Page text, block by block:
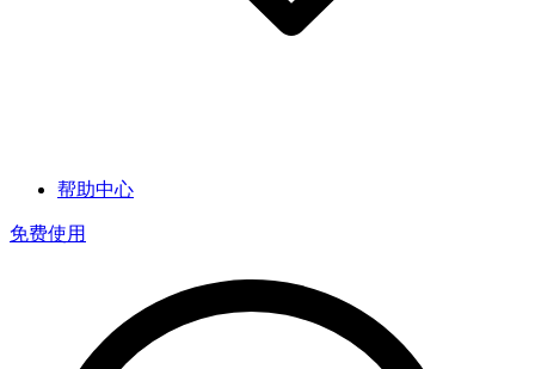
帮助中心
免费使用